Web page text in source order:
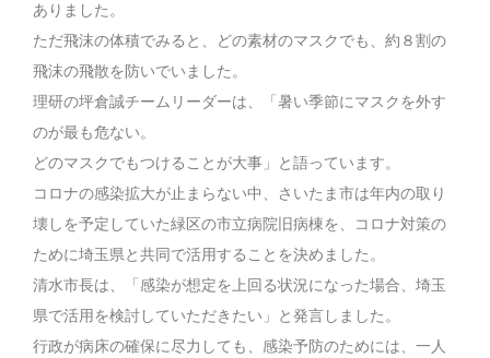
ありました。
ただ飛沫の体積でみると、どの素材のマスクでも、約８割の
飛沫の飛散を防いでいました。
理研の坪倉誠チームリーダーは、「暑い季節にマスクを外す
のが最も危ない。
どのマスクでもつけることが大事」と語っています。
コロナの感染拡大が止まらない中、さいたま市は年内の取り
壊しを予定していた緑区の市立病院旧病棟を、コロナ対策の
ために埼玉県と共同で活用することを決めました。
清水市長は、「感染が想定を上回る状況になった場合、埼玉
県で活用を検討していただきたい」と発言しました。
行政が病床の確保に尽力しても、感染予防のためには、一人